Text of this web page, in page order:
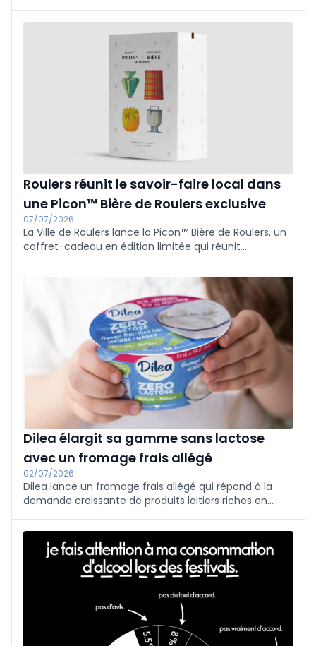
et le BMW iX3 sont en tête d'un top 10 composé
exclusivement de SUV, grâce à une technologie de
recharge plus rapide et à des batteries plus efficaces.
Roulers réunit le savoir-faire local dans
une Picon™ Bière de Roulers exclusive
07/07/2026
La Ville de Roulers lance la Picon™ Bière de Roulers, un
coffret-cadeau en édition limitée qui réunit
Dilea élargit sa gamme sans lactose
avec un fromage frais allégé
02/07/2026
Dilea lance un fromage frais allégé qui répond à la
demande croissante de produits laitiers riches en